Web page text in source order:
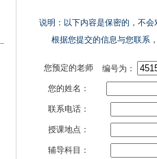
说明：以下内容是保密的，不
根据您提交的信息与您联系，
您预定的老师 编号为：
您的姓名：
联系电话：
授课地点：
辅导科目：